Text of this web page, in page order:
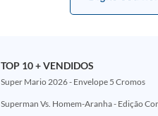
TOP 10 + VENDIDOS
Super Mario 2026 - Envelope 5 Cromos